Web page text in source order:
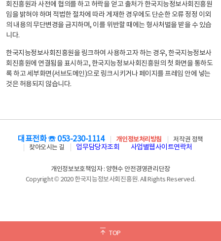
회진흥원과 사전에 협의를 하고 허락을 얻고 출처가 한국지능정보사회진흥원
임을 밝혀야 하며 적법한 절차에 따라 게재한 경우에도 단순한 오류 정정 이외
의 내용의 무단변경을 금지하며, 이를 위반할 때에는 형사처벌을 받을 수 있습
니다.
한국지능정보사회진흥원을 링크하여 사용하고자 하는 경우, 한국지능정보사
회진흥원에 연결됨을 표시하고, 한국지능정보사회진흥원의 첫 화면을 통하도
록 하고 세부화면(서브도메인)으로 링크시키거나 페이지를 프레임 안에 넣는
것은 허용되지 않습니다.
TOP
대표전화 ☏ 053-230-1114 개인정보처리방침
저작권 정책
찾아오시는 길
업무담당자조회 사업별웹사이트연락처
개인정보보호책임자 : 양현수 안전경영관리단장
Copyright © 2020 한국지능정보사회진흥원. All Rights Reserved.